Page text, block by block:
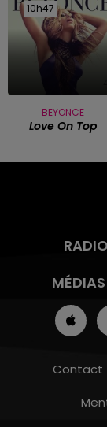
10h47
10h47
BEYONCE
Love On Top
RADIO
MÉDIAS
Contact